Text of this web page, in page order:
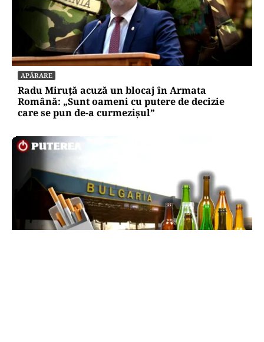
APĂRARE
Radu Miruță acuză un blocaj în Armata
Română: „Sunt oameni cu putere de decizie
care se pun de-a curmezișul”